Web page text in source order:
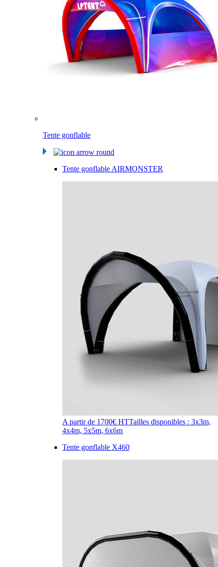
Tente gonflable
Tente gonflable AIRMONSTER
A partir de 1700€ HTTailles disponibles : 3x3m,
4x4m, 5x5m, 6x6m
Tente gonflable X460